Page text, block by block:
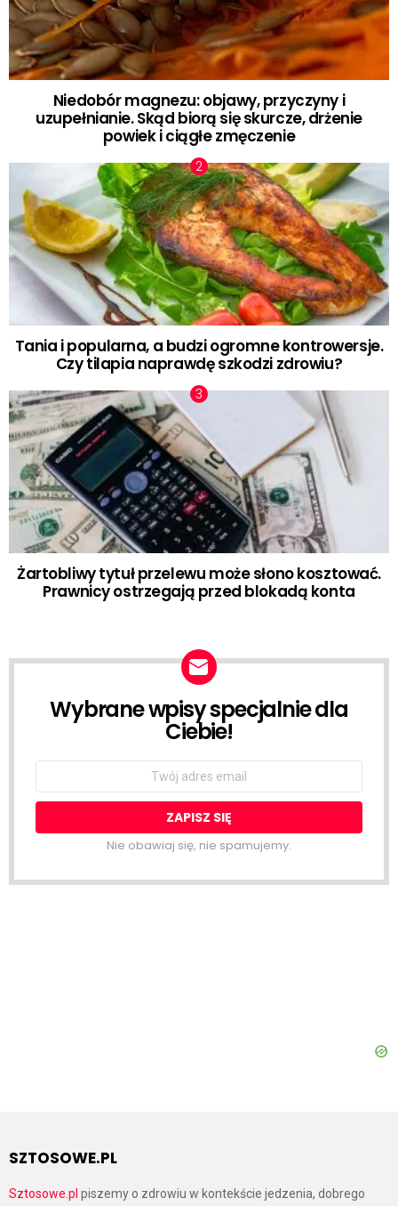
Niedobór magnezu: objawy, przyczyny i
uzupełnianie. Skąd biorą się skurcze, drżenie
powiek i ciągłe zmęczenie
Tania i popularna, a budzi ogromne kontrowersje.
Czy tilapia naprawdę szkodzi zdrowiu?
Żartobliwy tytuł przelewu może słono kosztować.
Prawnicy ostrzegają przed blokadą konta
NEWSLETTER
Wybrane wpisy specjalnie dla
Ciebie!
Email
Nie obawiaj się, nie spamujemy.
SZTOSOWE.PL
Sztosowe.pl piszemy o zdrowiu w kontekście jedzenia, dobrego